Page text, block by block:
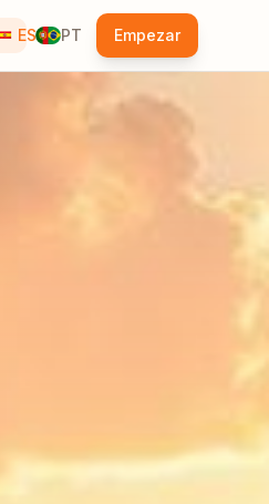
ES PT Empezar